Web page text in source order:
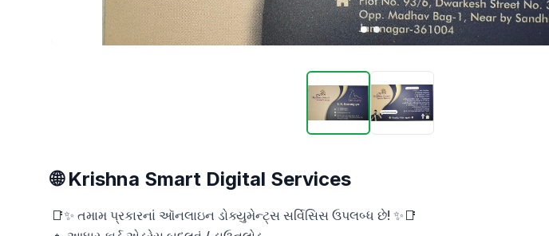
🌐 Krishna Smart Digital Services
📑✨ તમામ પ્રકારનાં ઑનલાઇન ડોક્યુમેન્ટ્સ સર્વિસિસ ઉપલબ્ધ છે! ✨📑